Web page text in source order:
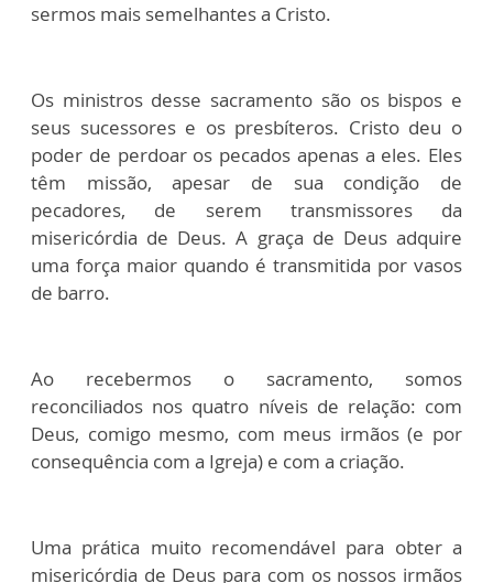
sermos mais semelhantes a Cristo.
Os ministros desse sacramento são os bispos e
seus sucessores e os presbíteros. Cristo deu o
poder de perdoar os pecados apenas a eles. Eles
têm missão, apesar de sua condição de
pecadores, de serem transmissores da
misericórdia de Deus. A graça de Deus adquire
uma força maior quando é transmitida por vasos
de barro.
Ao recebermos o sacramento, somos
reconciliados nos quatro níveis de relação: com
Deus, comigo mesmo, com meus irmãos (e por
consequência com a Igreja) e com a criação.
Uma prática muito recomendável para obter a
misericórdia de Deus para com os nossos irmãos